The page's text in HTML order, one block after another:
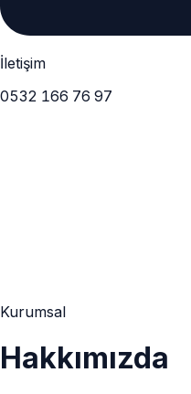
İletişim
0532 166 76 97
Kurumsal
Hakkımızda